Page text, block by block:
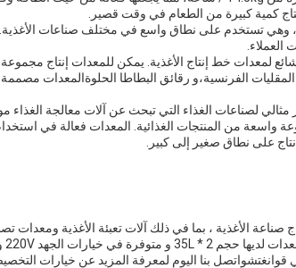
، وهي تستخدم على نطاق واسع في مختلف صناعات الأغذية.
العملاء.
لمعدات خط إنتاج الأغذية. يمكن للمعدات إنتاج
الفرنسية،و رقائق البطاطا الحلوةالمعدات
لصناعات الغذاء التي تبحث عن آلات معالجة الغذاء
واسعة من المنتجات الغذائية. المعدات فعالة في
على نطاق صغير إلى كبير.
الأغذية ، بما في ذلك آلات تعبئة الأغذية ومعدات